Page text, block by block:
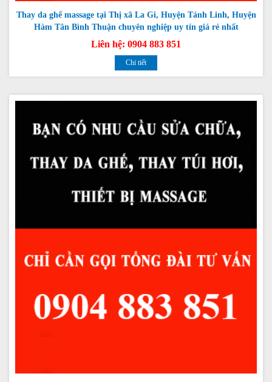
Thay da ghế massage tại Thị xã La Gi, Huyện Tánh Linh, Huyện
Hàm Tân Bình Thuận chuyên nghiệp uy tín giá rẻ nhất
Liên hệ: 0904 883 851
Chi tiết